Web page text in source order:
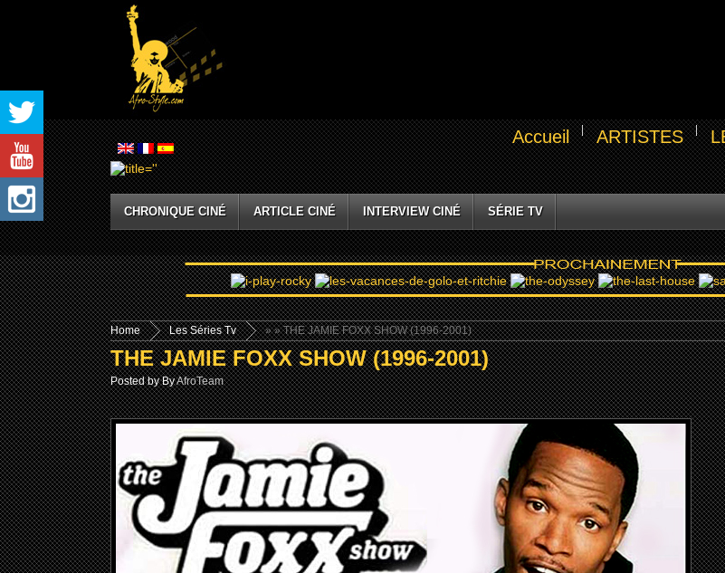
Accueil ARTISTES
CHRONIQUE CINÉ ARTICLE CINÉ INTERVIEW CINÉ SÉRIE TV
Home »
Les Séries Tv » THE JAMIE FOXX SHOW (1996-2001)
THE JAMIE FOXX SHOW (1996-2001)
Posted by ByAfroTeam